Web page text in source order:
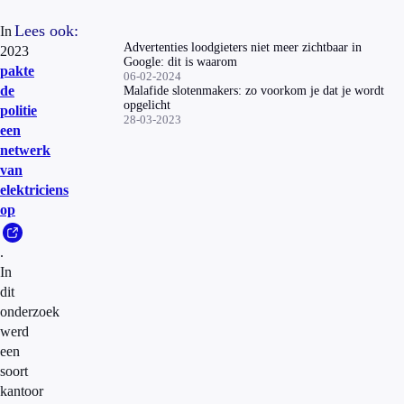
In
2023
pakte
de
politie
een
netwerk
van
elektriciens
op
.
In
dit
onderzoek
werd
een
soort
kantoor
Lees ook:
Advertenties loodgieters niet meer zichtbaar in
Google: dit is waarom
06-02-2024
Malafide slotenmakers: zo voorkom je dat je wordt
opgelicht
28-03-2023